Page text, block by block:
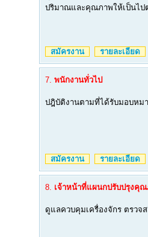
ปริมาณและคุณภาพให้เป็นไป
สมัครงาน รายละเอียด
7. พนักงานทั่วไป
ปฎิบัติงานตามที่ได้รับมอบหม
สมัครงาน รายละเอียด
8. เจ้าหน้าที่แผนกปรับปรุงคุ
ดูแลควบคุมเครื่องจักร ตรวจ